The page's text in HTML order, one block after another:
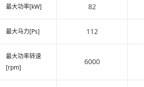
最大功率[kW]
最大马力[Ps]
最大功率转速
[rpm]
82
112
6000